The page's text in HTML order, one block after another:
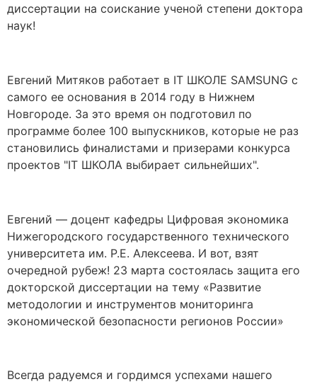
диссертации на соискание ученой степени доктора
наук!
Евгений Митяков работает в IT ШКОЛЕ SAMSUNG с
самого ее основания в 2014 году в Нижнем
Новгороде. За это время он подготовил по
программе более 100 выпускников, которые не раз
становились финалистами и призерами конкурса
проектов "IT ШКОЛА выбирает сильнейших".
Евгений — доцент кафедры Цифровая экономика
Нижегородского государственного технического
университета им. Р.Е. Алексеева. И вот, взят
очередной рубеж! 23 марта состоялась защита его
докторской диссертации на тему «Развитие
методологии и инструментов мониторинга
экономической безопасности регионов России»
Всегда радуемся и гордимся успехами нашего